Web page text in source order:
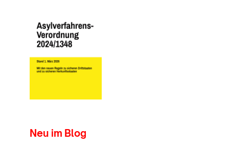
Neu im Blog